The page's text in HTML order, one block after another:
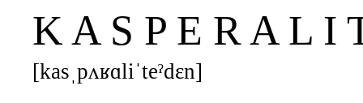
K A S P E R A L I
[kasˌpʌʁɑliˈteˀdεn]